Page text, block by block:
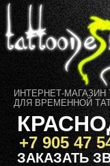
ИНТЕРНЕТ-МАГАЗИН
ДЛЯ ВРЕМЕННОЙ
+7 905 47
ЗАКАЗАТЬ